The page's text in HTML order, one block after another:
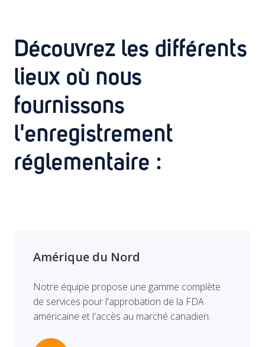
Découvrez les différents
lieux où nous
fournissons
l'enregistrement
réglementaire :
Amérique du Nord
Notre équipe propose une gamme complète
de services pour l'approbation de la FDA
américaine et l'accès au marché canadien.